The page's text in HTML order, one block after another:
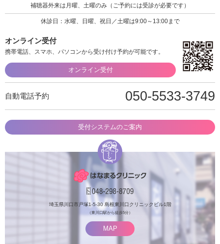
補聴器外来は月曜、土曜のみ（ご予約には受診が必要です）
休診日：水曜、日曜、祝日／土曜は9:00～13:00まで
オンライン受付
携帯電話、スマホ、パソコンから受け付け予約が可能です。
オンライン受付
自動電話予約 050-5533-3749
受付システムのご案内
埼玉県川口市戸塚1-5-30 島根東川口クリニックビル1階
（東川口駅から徒歩5分）
MAP